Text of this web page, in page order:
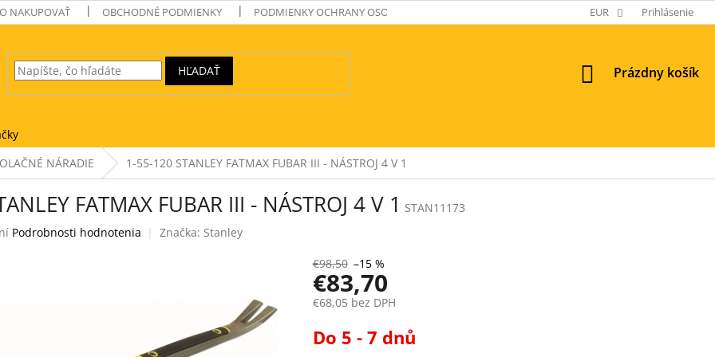
NAKUPOVAŤ OBCHODNÉ PODMIENKY PODMIENKY OCHRANY OSOBNÝCH ÚDAJOV EUR Prihlásenie
HĽADAŤ
NÁKUPNÝ
Prázdny košík
NÁRADIE 1-55-120 STANLEY FATMAX FUBAR III - NÁSTROJ 4 V 1
FATMAX FUBAR III - NÁSTROJ 4 V 1 STAN11173
Podrobnosti hodnotenia Značka: Stanley
€98,50 –15 %
€83,70
€68,05 bez DPH
cena:
Do 5 - 7 dnů